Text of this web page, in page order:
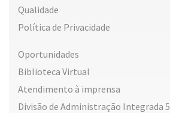
Qualidade
Política de Privacidade
Oportunidades
Biblioteca Virtual
Atendimento à imprensa
Divisão de Administração Integrada 5